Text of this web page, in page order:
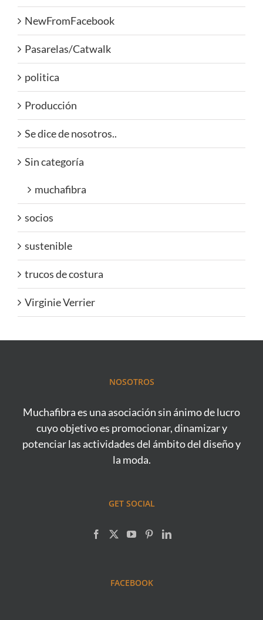
NewFromFacebook
Pasarelas/Catwalk
politica
Producción
Se dice de nosotros..
Sin categoría
muchafibra
socios
sustenible
trucos de costura
Virginie Verrier
NOSOTROS
Muchafibra es una asociación sin ánimo de lucro
cuyo objetivo es promocionar, dinamizar y
potenciar las actividades del ámbito del diseño y
la moda.
GET SOCIAL
FACEBOOK